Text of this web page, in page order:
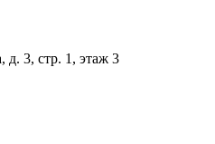
д. 3, стр. 1, этаж 3